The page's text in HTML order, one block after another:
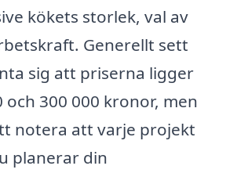
kökets storlek, val av
Generellt sett
sig att priserna ligger
och 300 000 kronor, men
notera att varje projekt
planerar din